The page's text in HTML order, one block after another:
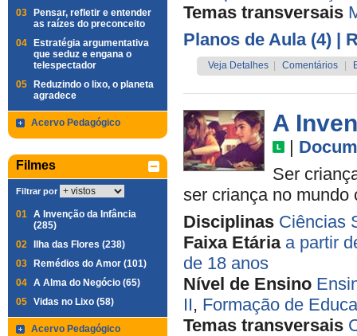
03
Pensar, refletir e entender
as raízes do preconceito
04
Estratégia argumentativa
que seduz e engana o
telespectador
05
Reduzindo o lixo, o planeta
agradece
Acervo Pedagógico
Filmes
Filtrar por
01 A Invenção da Infância
(285)
02
Ilha das Flores (238)
03
Remédios do Amor (101)
04 A Alma do Negócio (65)
05 Vidas no Lixo (58)
Acervo Pedagógico
Temas transversais
Planos de Aula (4) |
Veja Detalhes Comentários
A
|
Ser
ser criança no mundo
Disciplinas Ciências
Faixa Etária a partir
de 18 anos
Nível de Ensino
II, Formação de
Temas transversais